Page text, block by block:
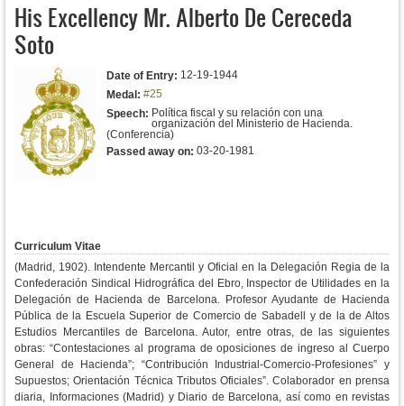
His Excellency Mr. Alberto De Cereceda
Soto
Date of Entry: 12-19-1944
Medal: #25
Speech: Política fiscal y su relación con una
organización del Ministerio de Hacienda.
(Conferencia)
Passed away on: 03-20-1981
Curriculum Vitae
(Madrid, 1902). Intendente Mercantil y Oficial en la Delegación Regia de la
Confederación Sindical Hidrográfica del Ebro, Inspector de Utilidades en la
Delegación de Hacienda de Barcelona. Profesor Ayudante de Hacienda
Pública de la Escuela Superior de Comercio de Sabadell y de la de Altos
Estudios Mercantiles de Barcelona. Autor, entre otras, de las siguientes
obras: “Contestaciones al programa de oposiciones de ingreso al Cuerpo
General de Hacienda”; “Contribución Industrial-Comercio-Profesiones” y
Supuestos; Orientación Técnica Tributos Oficiales”. Colaborador en prensa
diaria, Informaciones (Madrid) y Diario de Barcelona, así como en revistas